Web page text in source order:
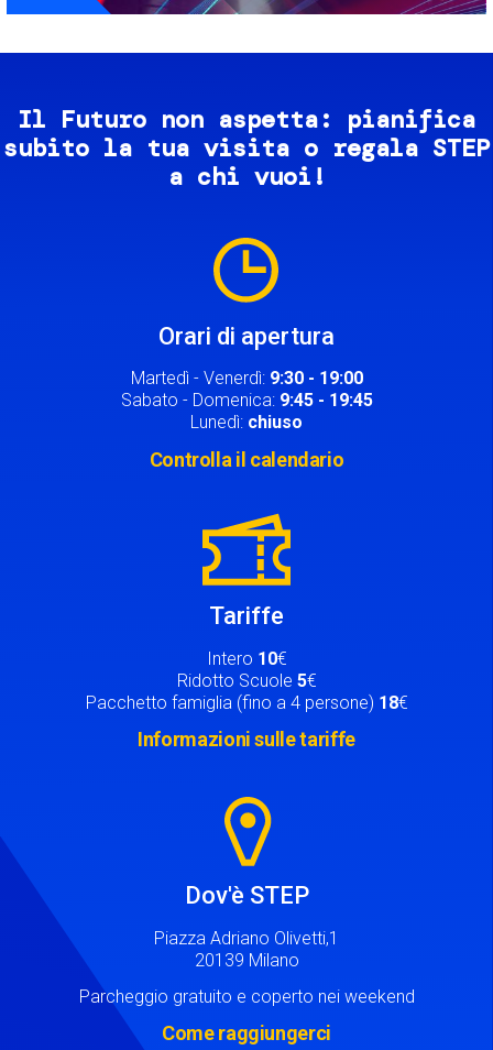
Il Futuro non aspetta: pianifica
subito la tua visita o regala STEP
a chi vuoi!
Orari di apertura
Martedì - Venerdì: 9:30 - 19:00
Sabato - Domenica: 9:45 - 19:45
Lunedì: chiuso
Controlla il calendario
Tariffe
Intero 10€
Ridotto Scuole 5€
Pacchetto famiglia (fino a 4 persone) 18€
Informazioni sulle tariffe
Dov'è STEP
Piazza Adriano Olivetti,1
20139 Milano
Parcheggio gratuito e coperto nei weekend
Come raggiungerci